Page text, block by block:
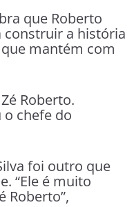
que Roberto
construir a história
mantém com
Roberto.
o chefe do
foi outro que
“Ele é muito
Roberto”,